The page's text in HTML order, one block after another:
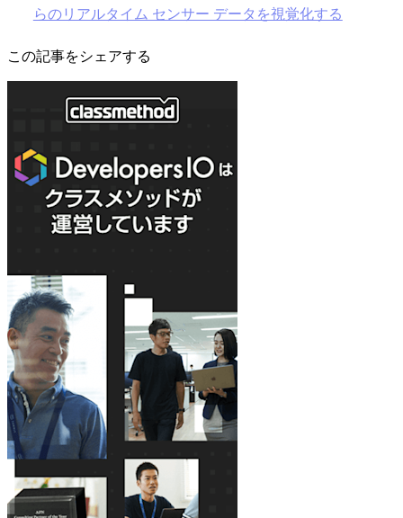
らのリアルタイム センサー データを視覚化する
この記事をシェアする